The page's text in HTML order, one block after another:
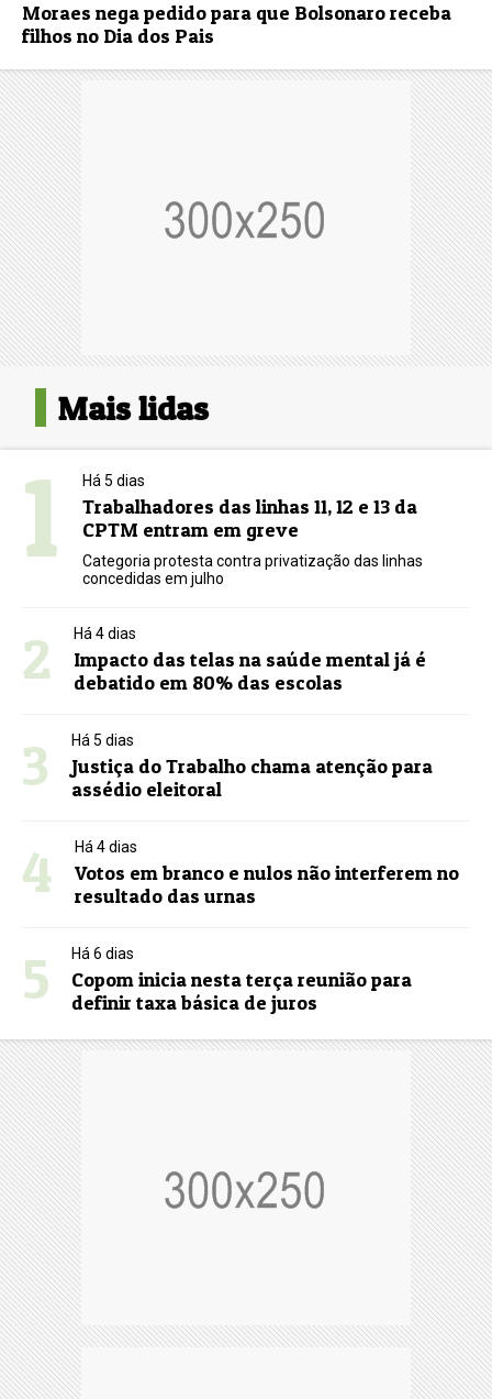
Moraes nega pedido para que Bolsonaro receba
filhos no Dia dos Pais
Mais lidas
1 Há 5 dias
Trabalhadores das linhas 11, 12 e 13 da
CPTM entram em greve
Categoria protesta contra privatização das linhas
concedidas em julho
2 Há 4 dias
Impacto das telas na saúde mental já é
debatido em 80% das escolas
3 Há 5 dias
Justiça do Trabalho chama atenção para
assédio eleitoral
4 Há 4 dias
Votos em branco e nulos não interferem no
resultado das urnas
5 Há 6 dias
Copom inicia nesta terça reunião para
definir taxa básica de juros